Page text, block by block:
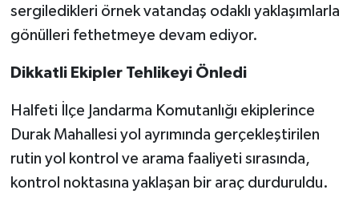
sergiledikleri örnek vatandaş odaklı yaklaşımlarla
gönülleri fethetmeye devam ediyor.
​Dikkatli Ekipler Tehlikeyi Önledi
​Halfeti İlçe Jandarma Komutanlığı ekiplerince
Durak Mahallesi yol ayrımında gerçekleştirilen
rutin yol kontrol ve arama faaliyeti sırasında,
kontrol noktasına yaklaşan bir araç durduruldu.